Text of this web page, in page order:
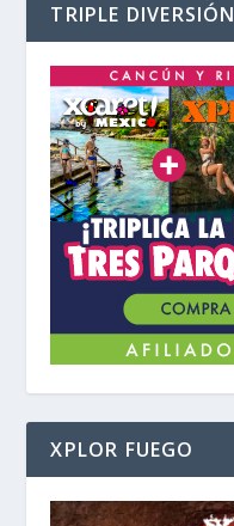
TRIPLE DIVERSIÓN
XPLOR FUEGO